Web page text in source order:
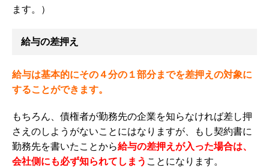
ます。）
給与の差押え
給与は基本的にその４分の１部分までを差押えの対象に
することができます。
もちろん、債権者が勤務先の企業を知らなければ差し押
さえのしようがないことにはなりますが、
もし契約書に
勤務先を書いたことから給与の差押えが入った場合は、
会社側にも必ず知られてしまう ことになります。